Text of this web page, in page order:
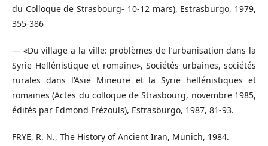
du Colloque de Strasbourg- 10-12 mars), Estrasburgo, 1979,
355-386
— «Du village a la ville: problèmes de l’urbanisation dans la
Syrie Hellénistique et romaine», Sociétés urbaines, sociétés
rurales dans l’Asie Mineure et la Syrie hellénistiques et
romaines (Actes du colloque de Strasbourg, novembre 1985,
édités par Edmond Frézouls), Estrasburgo, 1987, 81-93.
FRYE, R. N., The History of Ancient Iran, Munich, 1984.